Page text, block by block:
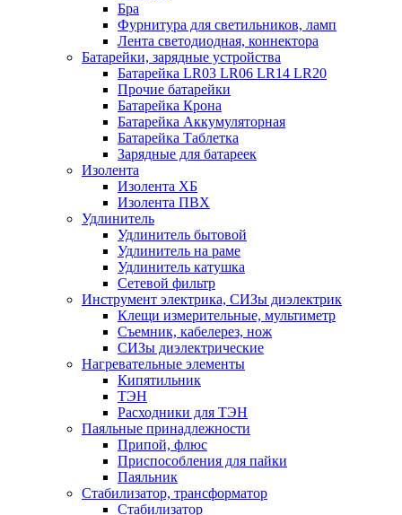
Бра
Фурнитура для светильников, ламп
Лента светодиодная, коннектора
Батарейки, зарядные устройства
Батарейка LR03 LR06 LR14 LR20
Прочие батарейки
Батарейка Крона
Батарейка Аккумуляторная
Батарейка Таблетка
Зарядные для батареек
Изолента
Изолента ХБ
Изолента ПВХ
Удлинитель
Удлинитель бытовой
Удлинитель на раме
Удлинитель катушка
Сетевой фильтр
Инструмент электрика, СИЗы диэлектрик
Клещи измерительные, мультиметр
Съемник, кабелерез, нож
СИЗы диэлектрические
Нагревательные элементы
Кипятильник
ТЭН
Расходники для ТЭН
Паяльные принадлежности
Припой, флюс
Приспособления для пайки
Паяльник
Стабилизатор, трансформатор
Стабилизатор